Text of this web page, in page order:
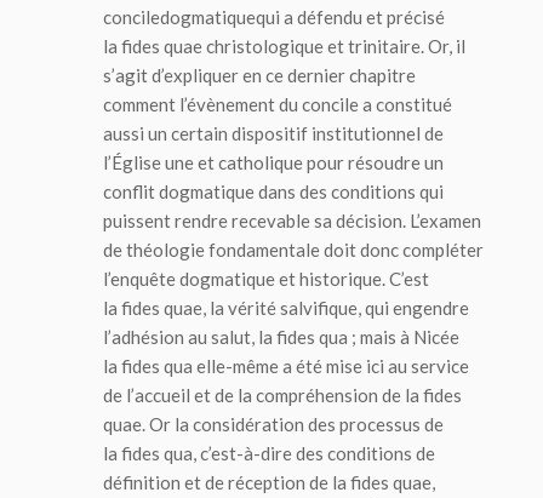
conciledogmatiquequi a défendu et précisé
la fides quaechristologique et trinitaire. Or, il
s’agit d’expliquer en ce dernier chapitre
comment l’évènement du concile a constitué
aussi un certain dispositif institutionnel de
l’Église une et catholique pour résoudre un
conflit dogmatique dans des conditions qui
puissent rendre recevable sa décision. L’examen
de théologie fondamentale doit donc compléter
l’enquête dogmatique et historique. C’est
la fides quae , la vérité salvifique, qui engendre
l’adhésion au salut, la fides qua ; mais à Nicée
la fides qua elle-même a été mise ici au service
de l’accueil et de la compréhension de la fides
quae . Or la considération des processus de
la fides qua , c’est-à-dire des conditions de
définition et de réception de la fides quae